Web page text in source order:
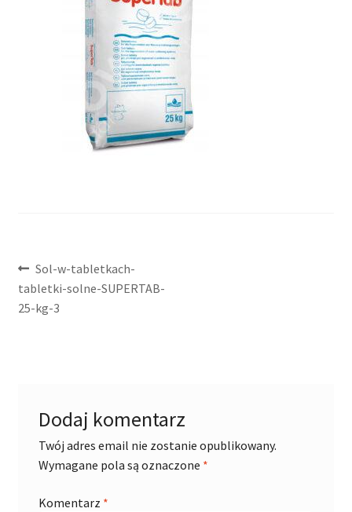
Nawigacja
wpisu
Poprzedni
wpis:
Sol-w-tabletkach-
tabletki-solne-SUPERTAB-
25-kg-3
Dodaj komentarz
Twój adres email nie zostanie opublikowany.
Wymagane pola są oznaczone *
Komentarz *